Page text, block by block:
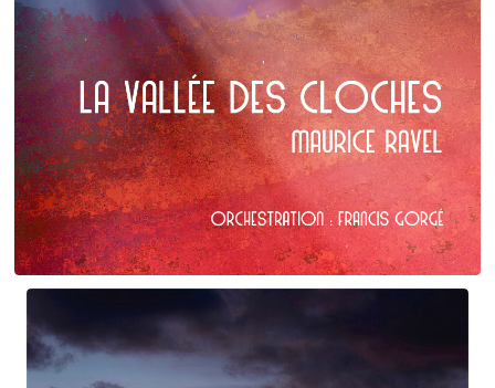
Maurice Ravel
La Vallée des cloches